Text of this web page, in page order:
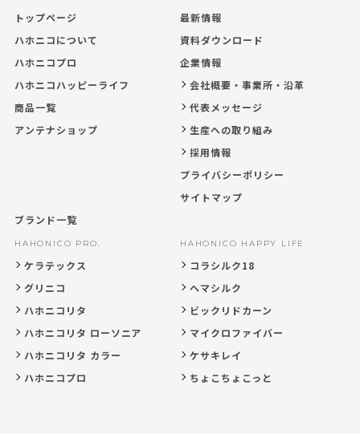
トップページ
ハホニコについて
ハホニコプロ
ハホニコハッピーライフ
商品一覧
アンテナショップ
ブランド一覧
HAHONICO PRO.
ケラテックス
グリニコ
ハホニコリタ
ハホニコリタ ローソニア
ハホニコリタ カラー
ハホニコプロ
HAHONICO HAPPY LIFE
コラシルク18
ヘマシルク
ビックリドカーン
マイクロファイバー
ケサキレイ
ちょこちょこっと
最新情報
資料ダウンロード
企業情報
会社概要・事業所・沿革
代表メッセージ
生産への取り組み
採用情報
プライバシーポリシー
サイトマップ